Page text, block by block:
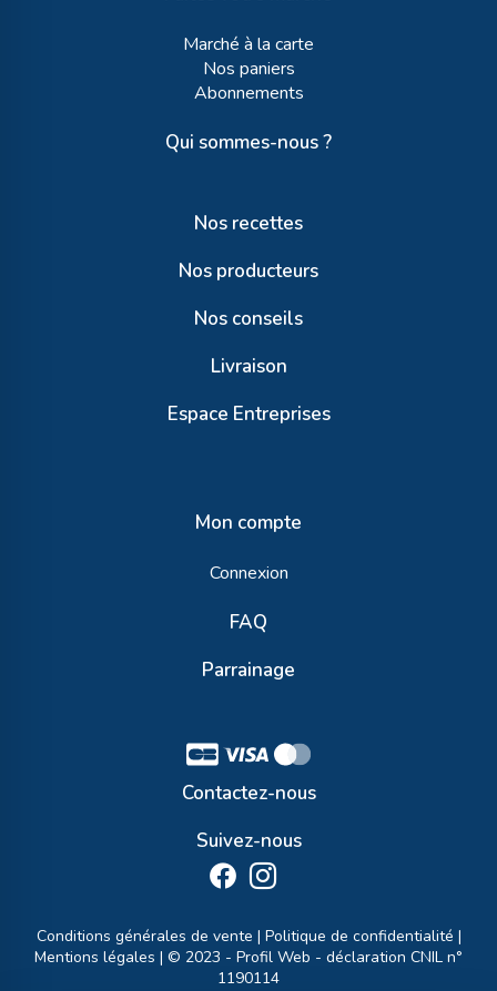
Marché à la carte
Nos paniers
Abonnements
Qui sommes-nous ?
Nos recettes
Nos producteurs
Nos conseils
Livraison
Espace Entreprises
Mon compte
Connexion
FAQ
Parrainage
Contactez-nous
Suivez-nous
Conditions générales de vente | Politique de confidentialité |
Mentions légales | © 2023 - Profil Web - déclaration CNIL n°
1190114